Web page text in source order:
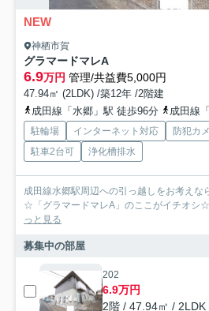
NEW
神栖市賀
グラマードマレA
6.9万円 管理/共益費5,000円
47.94㎡ (2LDK) /築12年 /2階建
成田線「水郷」駅 徒歩96分
成田線
駐輪場 インターネット対応 防犯カ
駐車2台可
浄化槽排水
成田線水郷駅周辺への引っ越しをお考えな
☆「グラマードマレA」のここがイチオシ
っと見る
募集中の部屋
202
6.9万円
2階 / 47.94㎡ / 2LDK